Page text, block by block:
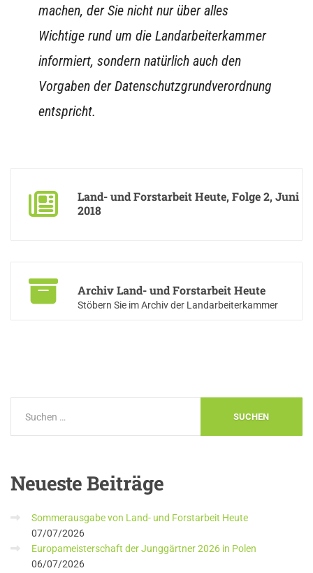
machen, der Sie nicht nur über alles
Wichtige rund um die Landarbeiterkammer
informiert, sondern natürlich auch den
Vorgaben der Datenschutzgrundverordnung
entspricht.
Land- und Forstarbeit Heute, Folge 2, Juni
2018
Archiv Land- und Forstarbeit Heute
Stöbern Sie im Archiv der Landarbeiterkammer
NeuesteBeiträge
Sommerausgabe von Land- und Forstarbeit Heute
07/07/2026
Europameisterschaft der Junggärtner 2026 in Polen
06/07/2026